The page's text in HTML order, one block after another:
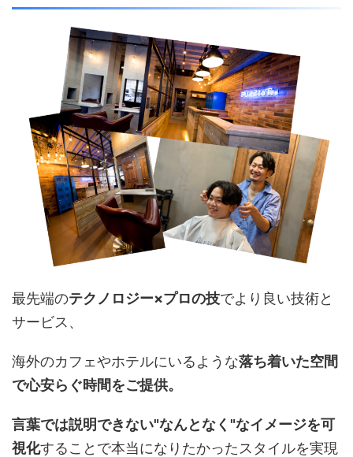
最先端のテクノロジー×プロの技でより良い技術と
サービス、
海外のカフェやホテルにいるような落ち着いた空間
で心安らぐ時間をご提供。
言葉では説明できない"なんとなく"なイメージを可
視化することで本当になりたかったスタイルを実現